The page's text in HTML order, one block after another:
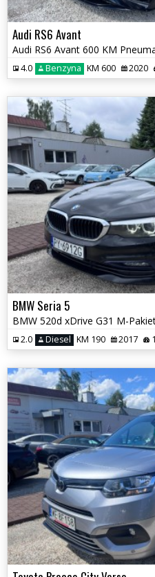
Audi RS6 Avant
4.0 Benzyna KM 600 2020
BMW Seria 5
2.0 Diesel KM 190 2017